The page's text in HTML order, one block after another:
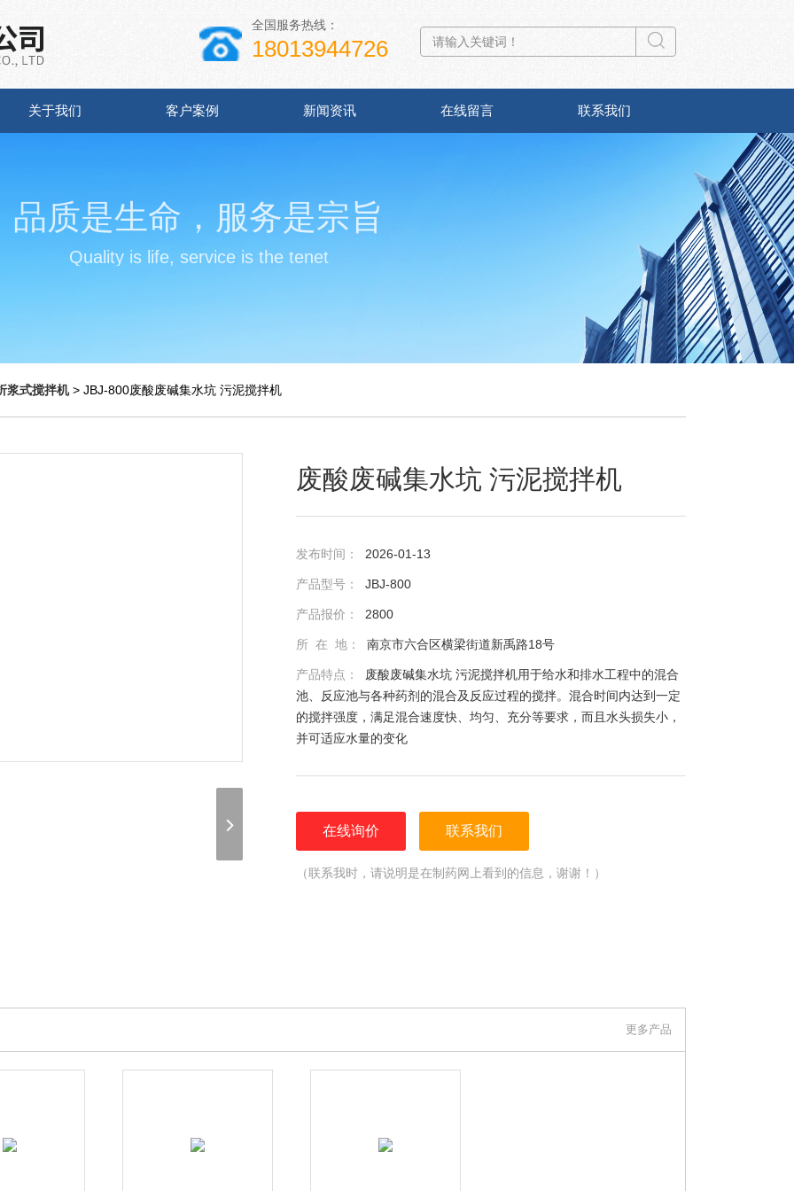
全国服务热线：
18013944726
关于我们 客户案例 新闻资讯 在线留言 联系我们
品质是生命，服务是宗旨
Quality is life, service is the tenet
浆式搅拌机> JBJ-800废酸废碱集水坑 污泥搅拌机
废酸废碱集水坑 污泥搅拌机
发布时间： 2026-01-13
产品型号： JBJ-800
产品报价： 2800
所 在 地： 南京市六合区横梁街道新禹路18号
产品特点：
废酸废碱集水坑 污泥搅拌机用于给水和排水工程中的混合
池、反应池与各种药剂的混合及反应过程的搅拌。混合时间内达到一定
的搅拌强度，满足混合速度快、均匀、充分等要求，而且水头损失小，
并可适应水量的变化
在线询价 联系我们
（联系我时，请说明是在制药网上看到的信息，谢谢！）
更多产品